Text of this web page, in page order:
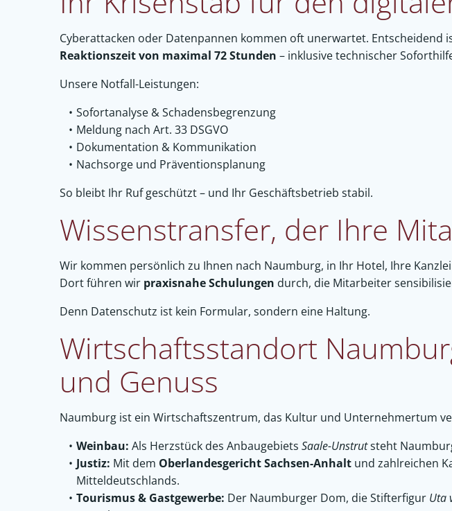
Cyberattacken oder Datenpannen kommen oft unerwartet.
Reaktionszeit von maximal 72 Stunden – inklusive technischer
Unsere Notfall-Leistungen:
Sofortanalyse & Schadensbegrenzung
Meldung nach Art. 33 DSGVO
Dokumentation & Kommunikation
Nachsorge und Präventionsplanung
So bleibt Ihr Ruf geschützt – und Ihr Geschäftsbetrieb stabil.
Wissenstransfer, der Ihre
Wir kommen persönlich zu Ihnen nach Naumburg, in Ihr Hotel, Ihre
Dort führen wir praxisnahe Schulungen durch, die Mitarbeiter
Denn Datenschutz ist kein Formular, sondern eine Haltung.
Wirtschaftsstandort
und Genuss
Naumburg ist ein Wirtschaftszentrum, das Kultur und Unternehmertum
Weinbau: Als Herzstück des Anbaugebiets Saale-Unstrutsteht
Justiz: Mit dem Oberlandesgericht Sachsen-Anhaltund zahlreichen
Mitteldeutschlands.
Tourismus & Gastgewerbe: Der Naumburger Dom, die Stifterfigur Uta